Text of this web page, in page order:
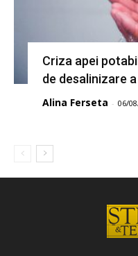
Criza apei
de desalinizare
Alina Ferseta - 06/